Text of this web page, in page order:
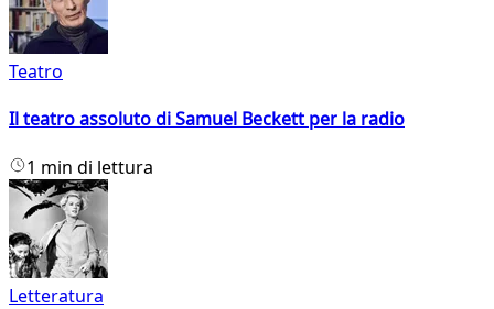
Teatro
Il teatro assoluto di Samuel Beckett per la radio
1 min di lettura
Letteratura